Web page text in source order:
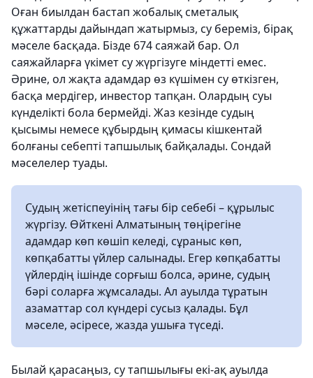
Оған биылдан бастап жобалық сметалық
құжаттарды дайындап жатырмыз, су береміз, бірақ
мәселе басқада. Бізде 674 саяжай бар. Ол
саяжайларға үкімет су жүргізуге міндетті емес.
Әрине, ол жақта адамдар өз күшімен су өткізген,
басқа мердігер, инвестор тапқан. Олардың суы
күнделікті бола бермейді. Жаз кезінде судың
қысымы немесе құбырдың қимасы кішкентай
болғаны себепті тапшылық байқалады. Сондай
мәселелер туады.
Судың жетіспеуінің тағы бір себебі – құрылыс
жүргізу. Өйткені Алматының төңірегіне
адамдар көп көшіп келеді, сұраныс көп,
көпқабатты үйлер салынады. Егер көпқабатты
үйлердің ішінде сорғыш болса, әрине, судың
бәрі соларға жұмсалады. Ал ауылда тұратын
азаматтар сол күндері сусыз қалады. Бұл
мәселе, әсіресе, жазда ушыға түседі.
Былай қарасаңыз, су тапшылығы екі-ақ ауылда